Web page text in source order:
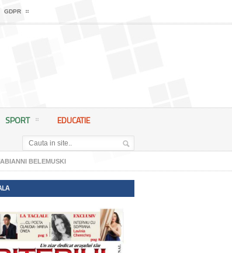
GDPR
SPORT EDUCATIE
BELEMUSKI